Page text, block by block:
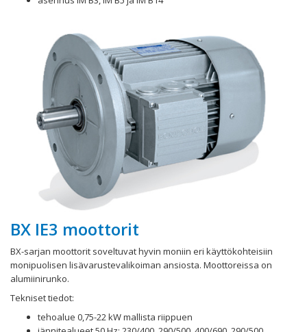
BX IE3 moottorit
BX-sarjan moottorit soveltuvat hyvin moniin eri käyttökohteisiin
monipuolisen lisävarustevalikoiman ansiosta. Moottoreissa on
alumiinirunko.
Tekniset tiedot:
tehoalue 0,75-22 kW mallista riippuen